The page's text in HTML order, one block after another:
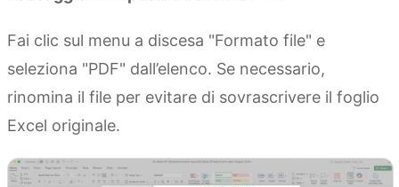
Fai clic sul menu a discesa "Formato file" e
seleziona "PDF" dall’elenco. Se necessario,
rinomina il file per evitare di sovrascrivere il foglio
Excel originale.